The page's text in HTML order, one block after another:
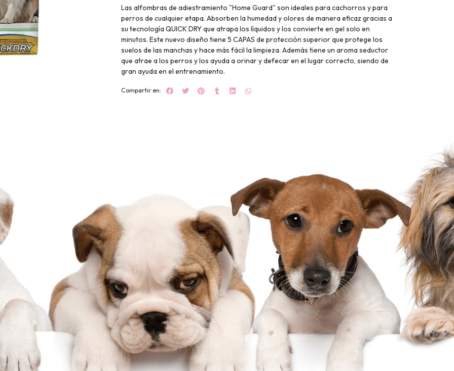
Las alfombras de adiestramiento "Home Guard" son ideales para cachorros y para
perros de cualquier etapa. Absorben la humedad y olores de manera eficaz gracias a
su tecnología QUICK DRY que atrapa los líquidos y los convierte en gel solo en
minutos. Este nuevo diseño tiene 5 CAPAS de protección superior que protege los
suelos de las manchas y hace más fácil la limpieza. Además tiene un aroma seductor
que atrae a los perros y los ayuda a orinar y defecar en el lugar correcto, siendo de
gran ayuda en el entrenamiento.
Compartir en: